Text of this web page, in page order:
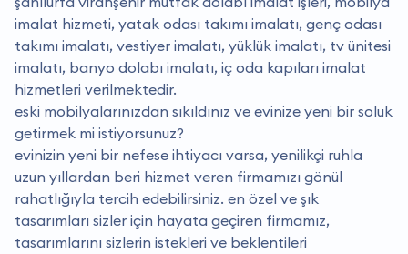
imalat hizmeti, yatak odası takımı imalatı, genç odası
takımı imalatı, vestiyer imalatı, yüklük imalatı, tv ünitesi
imalatı, banyo dolabı imalatı, iç oda kapıları imalat
hizmetleri verilmektedir.
eski mobilyalarınızdan sıkıldınız ve evinize yeni bir soluk
getirmek mi istiyorsunuz?
evinizin yeni bir nefese ihtiyacı varsa, yenilikçi ruhla
uzun yıllardan beri hizmet veren firmamızı gönül
rahatlığıyla tercih edebilirsiniz. en özel ve şık
tasarımları sizler için hayata geçiren firmamız,
tasarımlarını sizlerin istekleri ve beklentileri